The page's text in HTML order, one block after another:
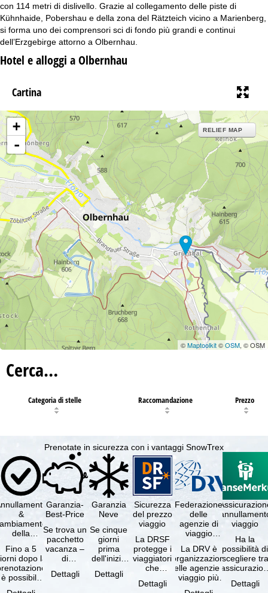
g
e
con 114 metri di dislivello. Grazie al collegamento delle piste di
Kühnhaide, Pobershau e della zona del Rätzteich vicino a Marienberg,
si forma uno dei comprensori sci di fondo più grandi e continui
dell’Erzgebirge attorno a Olbernhau.
Hotel e alloggi a Olbernhau
Cartina
+
-
RELIEF MAP
©Maptoolkit©OSM, © OSM
Cerca…
Categoria di stelle Raccomandazione Prezzo
Prenotate in sicurezza con i vantaggi SnowTrex
&
della
gratuiti
Fino a 5
dopo la
è possibile
Garanzia-
Best-Price
Se trova un
pacchetto
vacanza –
di
e servizi
Dettagli
Garanzia
Neve
Se cinque
giorni
prima
dell'inizio
soggiorno
Dettagli
Sicurezza
del prezzo
viaggio
La DRSF
protegge i
viaggiatori
che
un
Dettagli
Federazione
delle
agenzie di
viaggio
La DRV è
l'organizzazione
delle agenzie di
viaggio più
viaggio
Ha la
possibilità di
scegliere tra
viaggio
Dettagli